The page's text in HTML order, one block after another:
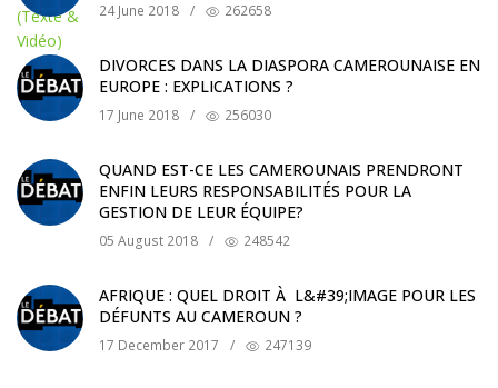
24 June 2018 / 262658
DIVORCES DANS LA DIASPORA CAMEROUNAISE EN
EUROPE : EXPLICATIONS ?
17 June 2018 / 256030
QUAND EST-CE LES CAMEROUNAIS PRENDRONT
ENFIN LEURS RESPONSABILITÉS POUR LA
GESTION DE LEUR ÉQUIPE?
05 August 2018 / 248542
AFRIQUE : QUEL DROIT À L&#39;IMAGE POUR LES
DÉFUNTS AU CAMEROUN ?
17 December 2017 / 247139